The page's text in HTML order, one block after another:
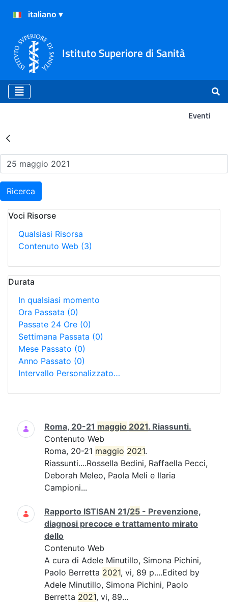
Istituto Superiore di Sanità
Eventi
Risultati della Ricerca -
Ricerca
Voci Risorse
Qualsiasi Risorsa
Contenuto Web (3)
Durata
In qualsiasi momento
Ora Passata (0)
Passate 24 Ore (0)
Settimana Passata (0)
Mese Passato (0)
Anno Passato (0)
Intervallo Personalizzato…
Ricerca
Roma, 20-21 maggio 2021. Riassunti.
Contenuto Web
Roma, 20-21 maggio 2021.
Riassunti....Rossella Bedini, Raffaella Pecci,
Deborah Meleo, Paola Meli e Ilaria
Campioni...
Rapporto ISTISAN 21/25 - Prevenzione,
diagnosi precoce e trattamento mirato
dello
Contenuto Web
A cura di Adele Minutillo, Simona Pichini,
Paolo Berretta 2021, vi, 89 p....Edited by
Adele Minutillo, Simona Pichini, Paolo
Berretta 2021, vi, 89...